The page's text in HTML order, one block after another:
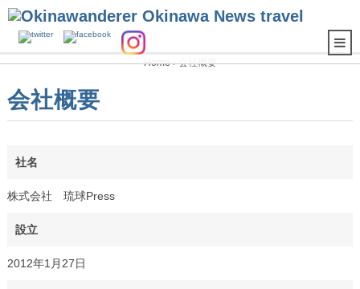
Home› 会社概要
会社概要
社名
株式会社 琉球Press
設立
2012年1月27日